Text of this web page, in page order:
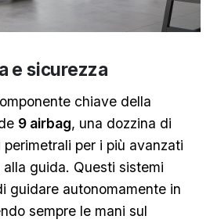
e sicurezza
chiave della
9 airbag, una dozzina di
per i più avanzati
guida. Questi sistemi
guidare autonomamente in
sempre le mani sul